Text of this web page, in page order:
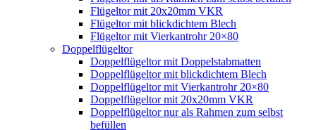
Flügeltor mit 20x20mm VKR
Flügeltor mit blickdichtem Blech
Flügeltor mit Vierkantrohr 20×80
Doppelflügeltor
Doppelflügeltor mit Doppelstabmatten
Doppelflügeltor mit blickdichtem Blech
Doppelflügeltor mit Vierkantrohr 20×80
Doppelflügeltor mit 20x20mm VKR
Doppelflügeltor nur als Rahmen zum selbst
befüllen